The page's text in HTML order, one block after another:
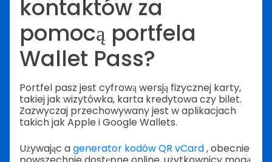
kontaktów za
pomocą portfela
Wallet Pass?
Portfel pasz jest cyfrową wersją fizycznej karty,
takiej jak wizytówka, karta kredytowa czy bilet.
Zazwyczaj przechowywany jest w aplikacjach
takich jak Apple i Google Wallets.
Używając agenerator kodów QR vCard, obecnie